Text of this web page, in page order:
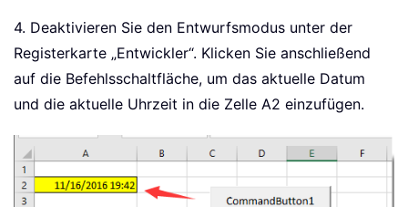
4. Deaktivieren Sie den Entwurfsmodus unter der
Registerkarte „Entwickler“. Klicken Sie anschließend
auf die Befehlsschaltfläche, um das aktuelle Datum
und die aktuelle Uhrzeit in die Zelle A2 einzufügen.